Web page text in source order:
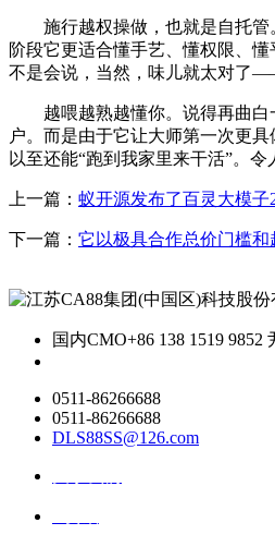
施行越权操做，也就是自托管。
阶段它更适合懂手艺、懂权限、
不是会说，当然，味儿就太对了
越喂越熟越懂你。说得再曲白一
户。而是由于它让大师第一次更
以至还能“跑到我家里来干活”。
上一篇： 蚁开源发布了百灵大模子
下一篇： 它以极具合作总价门槛和
国内CMO+86 138 1519 9852
0511-86266688
0511-86266688
DLS88SS@126.com